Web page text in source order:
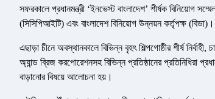
সফরকালে প্রধানমন্ত্রী ‘ইনভেস্ট বাংলাদেশ’ শীর্ষক বিনিয়োগ
(সিসিপিআইটি) এবং বাংলাদেশ বিনিয়োগ উন্নয়ন কর্তৃপক্ষ (বিডা)।
এছাড়া চীনে অবস্থানকালে বিভিন্ন বৃহৎ শিল্পগোষ্ঠীর শীর্ষ
অ্যান্ড ব্রিজ করপোরেশনসহ বিভিন্ন প্রতিষ্ঠানের প্রতিনিধিরা
বাড়ানোর বিষয়ে আলোচনা হয়।